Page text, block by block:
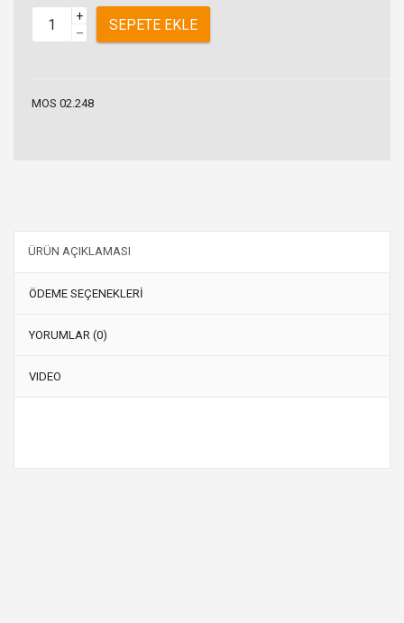
+
–
SEPETE EKLE
MOS 02.248
ÜRÜN AÇIKLAMASI
ÖDEME SEÇENEKLERİ
YORUMLAR (0)
VIDEO